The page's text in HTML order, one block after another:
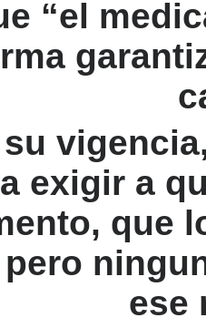
“el
exigir a
que
ese